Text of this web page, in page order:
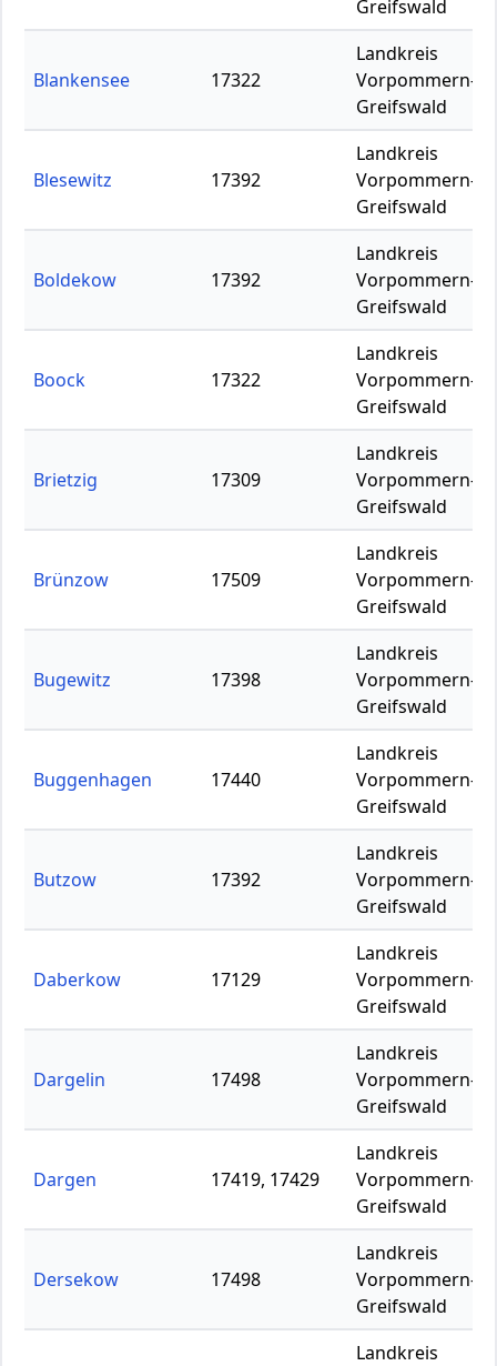
Greifswald
Blankensee 17322
Landkreis
Vorpommern-
Greifswald
Blesewitz 17392
Landkreis
Vorpommern-
Greifswald
Boldekow 17392
Landkreis
Vorpommern-
Greifswald
Boock 17322
Landkreis
Vorpommern-
Greifswald
Brietzig 17309
Landkreis
Vorpommern-
Greifswald
Brünzow 17509
Landkreis
Vorpommern-
Greifswald
Bugewitz 17398
Landkreis
Vorpommern-
Greifswald
Buggenhagen 17440
Landkreis
Vorpommern-
Greifswald
Butzow 17392
Landkreis
Vorpommern-
Greifswald
Daberkow 17129
Landkreis
Vorpommern-
Greifswald
Dargelin 17498
Landkreis
Vorpommern-
Greifswald
Dargen 17419, 17429
Landkreis
Vorpommern-
Greifswald
Dersekow 17498
Landkreis
Vorpommern-
Greifswald
Landkreis